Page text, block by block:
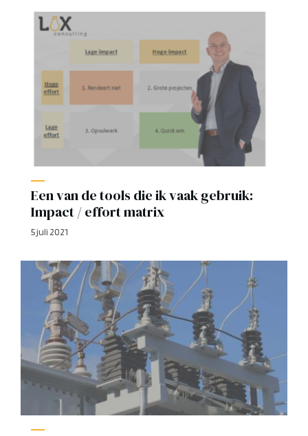
Een van de tools die ik vaak gebruik:
Impact / effort matrix
5 juli 2021